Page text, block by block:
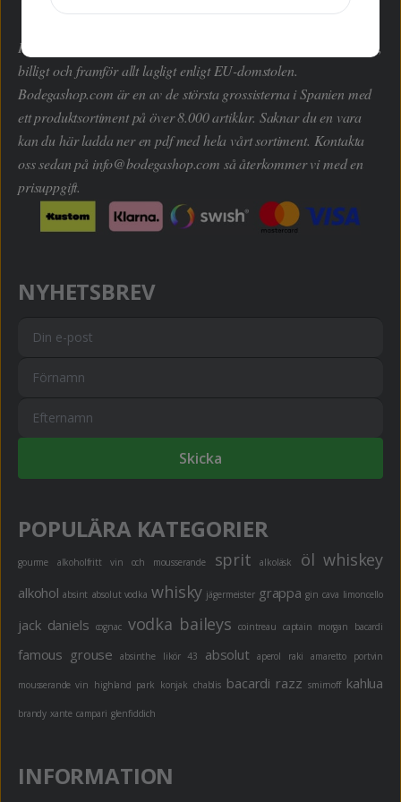
Här kan du handla hem dryckesvaror inom alla kategorier enkelt,
billigt och framför allt lagligt enligt EU-domstolen.
Bodegashop.com är en av de största grossisterna i Spanien med
ett produktsortiment på över 8.000 artiklar. Saknar du en vara
kan du här ladda ner en pdf med hela vårt sortiment. Kontakta
oss sedan på info@bodegashop.com så återkommer vi med en
prisuppgift.
NYHETSBREV
Skicka
POPULÄRA KATEGORIER
gourme alkoholfritt vin och mousserande sprit alkoläsk öl whiskey
alkohol absint absolut vodka whisky jägermeister grappa gin cava limoncello
jack daniels cognac vodka baileys cointreau captain morgan bacardi
famous grouse absinthe likör 43 absolut aperol raki amaretto portvin
mousserande vin highland park konjak chablis bacardi razz smirnoff kahlua
brandy xante campari glenfiddich
INFORMATION